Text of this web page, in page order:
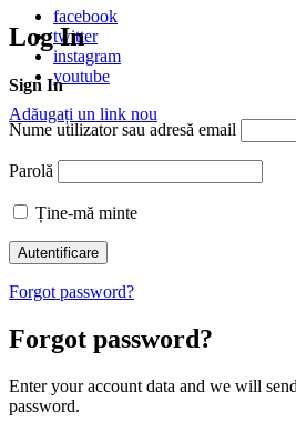
facebook
twitter
instagram
youtube
Adăugați un link nou
Log In
Sign In
Nume utilizator sau adresă email
Parolă
Ține-mă minte
Forgot password?
Forgot password?
Enter your account data and we will
password.